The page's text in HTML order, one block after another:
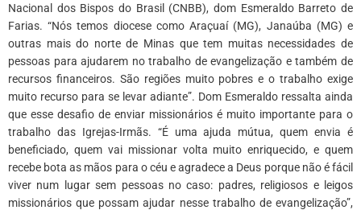
Nacional dos Bispos do Brasil (CNBB), dom Esmeraldo Barreto de
Farias. “Nós temos diocese como Araçuaí (MG), Janaúba (MG) e
outras mais do norte de Minas que tem muitas necessidades de
pessoas para ajudarem no trabalho de evangelização e também de
recursos financeiros. São regiões muito pobres e o trabalho exige
muito recurso para se levar adiante”. Dom Esmeraldo ressalta ainda
que esse desafio de enviar missionários é muito importante para o
trabalho das Igrejas-Irmãs. “É uma ajuda mútua, quem envia é
beneficiado, quem vai missionar volta muito enriquecido, e quem
recebe bota as mãos para o céu e agradece a Deus porque não é fácil
viver num lugar sem pessoas no caso: padres, religiosos e leigos
missionários que possam ajudar nesse trabalho de evangelização”,